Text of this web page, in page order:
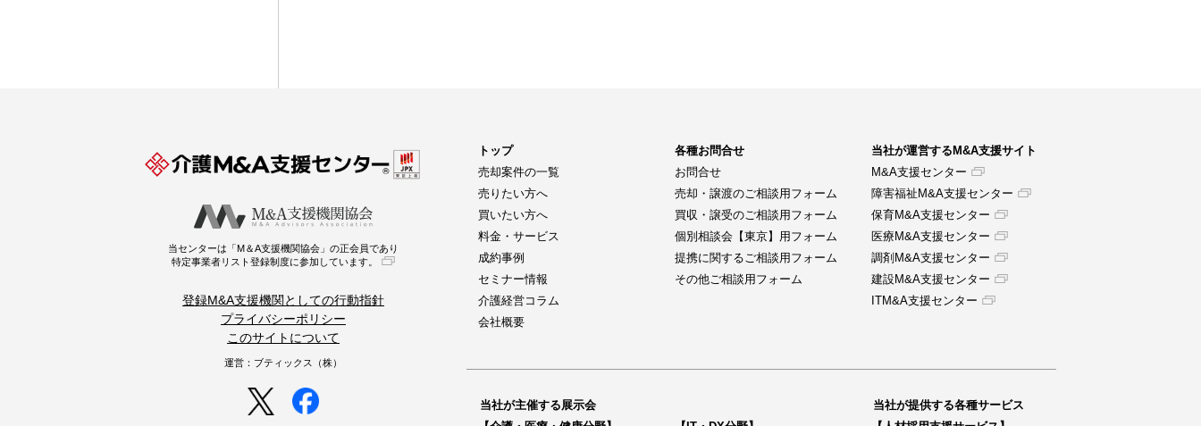
当センターは「M＆A支援機関協会」の正会員であり
特定事業者リスト登録制度に参加しています。
登録M&A支援機関としての行動指針
プライバシーポリシー
このサイトについて
運営：ブティックス（株）
トップ
売却案件の一覧
売りたい方へ
買いたい方へ
料金・サービス
成約事例
セミナー情報
介護経営コラム
会社概要
各種お問合せ
お問合せ
売却・譲渡のご相談用フォーム
買収・譲受のご相談用フォーム
個別相談会【東京】用フォーム
提携に関するご相談用フォーム
その他ご相談用フォーム
当社が運営するM&A支援サイト
M&A支援センター
障害福祉M&A支援センター
保育M&A支援センター
医療M&A支援センター
調剤M&A支援センター
建設M&A支援センター
ITM&A支援センター
当社が主催する展示会
当社が提供する各種サービス